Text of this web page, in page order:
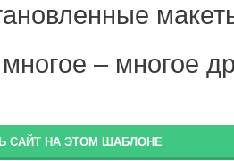
– многое
САЙТ НА ЭТОМ ШАБЛОНЕ